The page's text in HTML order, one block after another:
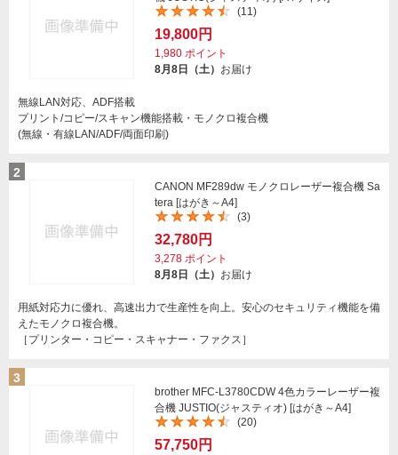
(11)
19,800円
1,980 ポイント
8月8日（土） お届け
無線LAN対応、ADF搭載
プリント/コピー/スキャン機能搭載・モノクロ複合機
(無線・有線LAN/ADF/両面印刷)
2
CANON MF289dw モノクロレーザー複合機 Sa
tera [はがき～A4]
(3)
32,780円
3,278 ポイント
8月8日（土） お届け
用紙対応力に優れ、高速出力で生産性を向上。安心のセキュリティ機能を備
えたモノクロ複合機。
［プリンター・コピー・スキャナー・ファクス］
3
brother MFC-L3780CDW 4色カラーレーザー複
合機 JUSTIO(ジャスティオ) [はがき～A4]
(20)
57,750円